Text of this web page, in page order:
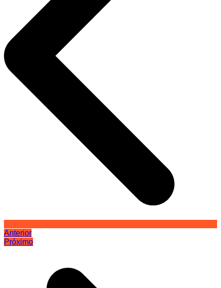
Anterior
Próximo